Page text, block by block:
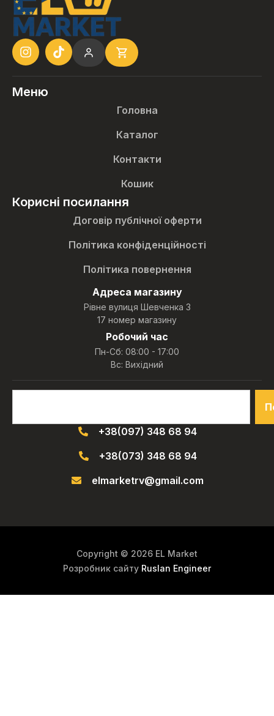
Меню
Головна
Каталог
Контакти
Кошик
Корисні посилання
Договір публічної оферти
Політика конфіденційності
Політика повернення
Адреса магазину
Рівне вулиця Шевченка 3
17 номер магазину
Робочий час
Пн-Сб: 08:00 - 17:00
Вс: Вихідний
+38(097) 348 68 94
+38(073) 348 68 94
elmarketrv@gmail.com
Copyright © 2026 EL Market
Розробник сайту Ruslan Engineer